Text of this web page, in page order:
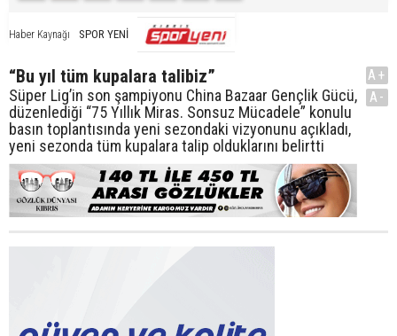
Haber Kaynağı SPOR YENİ
“Bu yıl tüm kupalara talibiz”
Süper Lig’in son şampiyonu China Bazaar Gençlik Gücü,
düzenlediği “75 Yıllık Miras. Sonsuz Mücadele” konulu
basın toplantısında yeni sezondaki vizyonunu açıkladı,
yeni sezonda tüm kupalara talip olduklarını belirtti
A+
A-